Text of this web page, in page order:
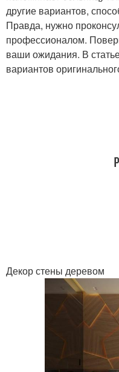
другие вариантов,
Правда, нужно
профессионалом.
ваши ожидания. В
вариантов
Декор стены деревом